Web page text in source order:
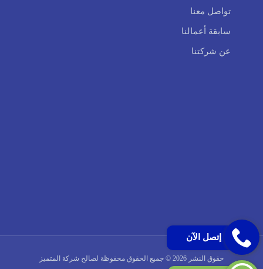
تواصل معنا
سابقة أعمالنا
عن شركتنا
حقوق النشر 2026 © جميع الحقوق محفوظة لصالح شركة المتميز
إتصل الآن